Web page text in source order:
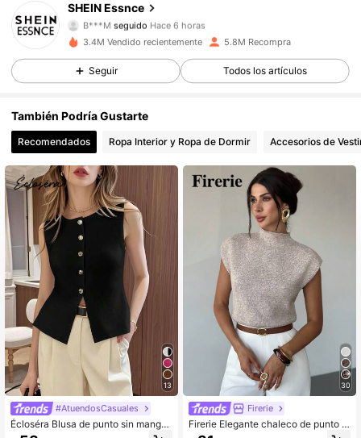
SHEIN Essnce
B***M seguido Hace 6 horas
901K Seguidores
4.92 901K Seguidores
4.92 901K Seguidores
4.92
4.92 901K Seguidores
4.92 901K Seguidores
4.92 901K Seguidores
4.92 901K Seguidores
3.4M Vendido recientemente 5.8M Recompra
Seguir Todos los artículos
También Podría Gustarte
Recomendados Ropa Interior y Ropa de Dormir Accesorios de
13
#AtuendosCasuales
Écloséra Blusa de punto sin mangas
con botones delanteros de unicolor
30
Firerie
Firerie Elegante chaleco de punto h
olgado y versátil sin mangas con cu